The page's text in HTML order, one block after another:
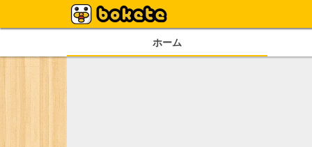
ホーム